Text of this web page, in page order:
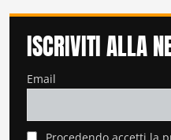
ISCRIVITI ALLA
Email